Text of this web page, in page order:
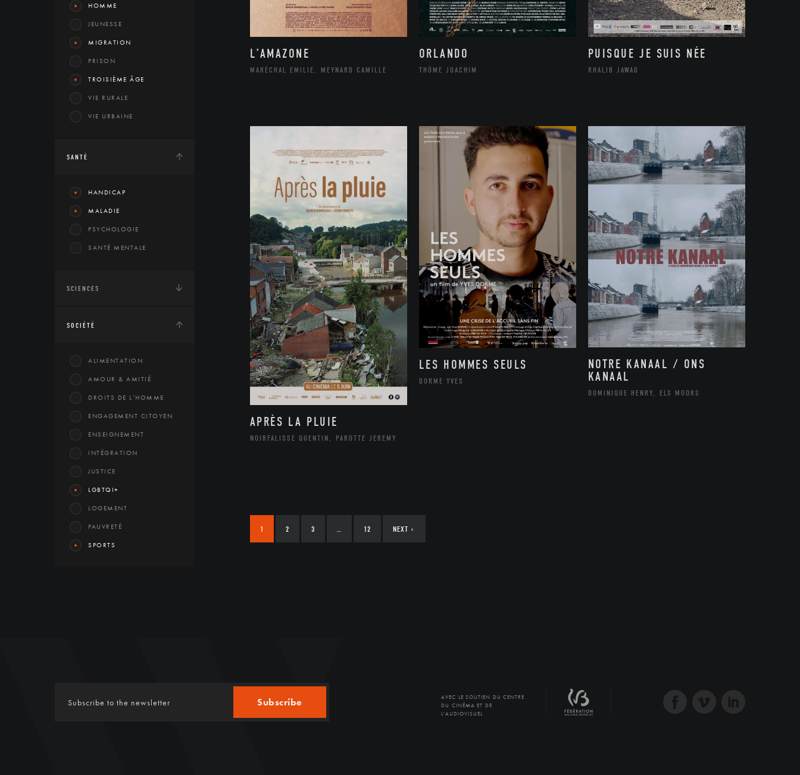
HOMME
JEUNESSE
MIGRATION
PRISON
TROISIÈME ÂGE
VIE RURALE
VIE URBAINE
SANTÉ
HANDICAP
MALADIE
PSYCHOLOGIE
SANTÉ MENTALE
SCIENCES
SOCIÉTÉ
ALIMENTATION
AMOUR & AMITIÉ
DROITS DE L’HOMME
ENGAGEMENT CITOYEN
ENSEIGNEMENT
INTÉGRATION
JUSTICE
LGBTQI+
LOGEMENT
PAUVRETÉ
SPORTS
L’AMAZONE
MARÉCHAL EMILIE, MEYNARD CAMILLE
ORLANDO
THÔME JOACHIM
PUISQUE JE SUIS NÉE
RHALIB JAWAD
APRÈS LA PLUIE
NOIRFALISSE QUENTIN, PAROTTE JEREMY
LES HOMMES SEULS
DORME YVES
NOTRE KANAAL / ONS
KANAAL
DOMINIQUE HENRY, ELS MOORS
1 2 3 12 NEXT ›
Subscribe
AVEC LE SOUTIEN DU CENTRE
DU CINÉMA ET DE
L'AUDIOVISUEL